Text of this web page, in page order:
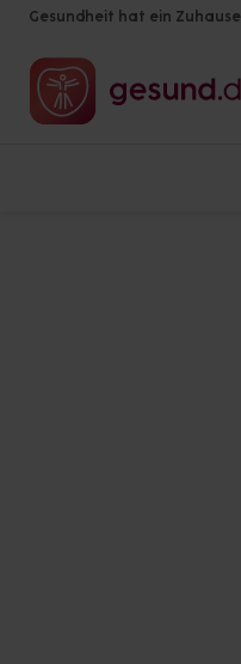
Gesundheit hat ein Zuhause